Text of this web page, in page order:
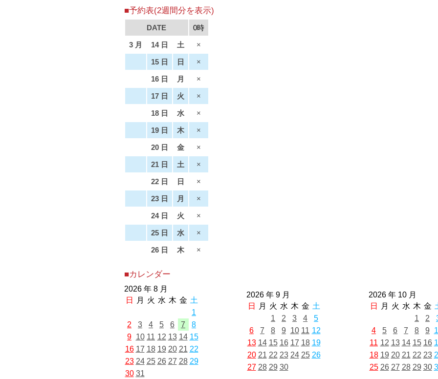
■予約表(2週間分を表示)
DATE 0時
3 月 14 日 土 ×
15 日 日 ×
16 日 月 ×
17 日 火 ×
18 日 水 ×
19 日 木 ×
20 日 金 ×
21 日 土 ×
22 日 日 ×
23 日 月 ×
24 日 火 ×
25 日 水 ×
26 日 木 ×
■カレンダー
2026 年 8 月
日
月 火 水 木 金 土
1
2
3 4 5 6 7
8
9 10 11 12 13 14 15
16 17 18 19 20 21 22
23 24 25 26 27 28 29
30 31
2026 年 9 月
日
月 火 水 木 金 土
1
2 3 4
5
6
7 8 9 10 11 12
13 14 15 16 17 18 19
20 21 22 23 24 25 26
27 28 29 30
2026 年 10 月
日
月 火 水 木 金
1
2
4
5 6 7 8 9
11 12 13 14 15 16
18 19 20 21 22 23
25 26 27 28 29 30